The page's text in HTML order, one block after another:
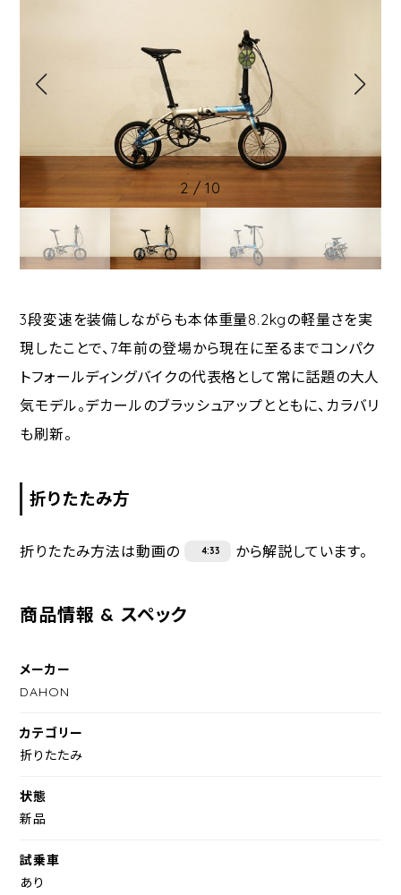
2/10
3段変速を装備しながらも本体重量8.2kgの軽量さを実
現したことで、7年前の登場から現在に至るまでコンパク
トフォールディングバイクの代表格として常に話題の大人
気モデル。デカールのブラッシュアップとともに、カラバリ
も刷新。
折りたたみ方
折りたたみ方法は動画の 4:33 から解説しています。
商品情報 & スペック
メーカー
DAHON
カテゴリー
折りたたみ
状態
新品
試乗車
あり